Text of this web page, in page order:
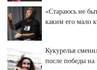
«Стараюсь не
каким его мало
Кукурелья
после победы